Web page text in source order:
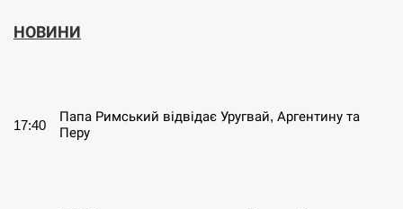
НОВИНИ
17:40
Папа Римський відвідає Уругвай, Аргентину та
Перу